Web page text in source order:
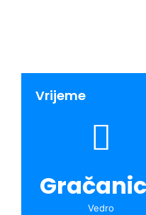
Vrijeme
Vedro